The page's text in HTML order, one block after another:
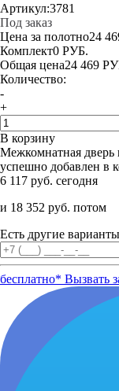
Артикул:3781
Под заказ
Цена за полотно24
Комплект0 РУБ.
Общая цена24 469
Количество:
-
+
В корзину
Межкомнатная
успешно добавлен в
6 117 руб. сегодня
и 18 352 руб. потом
Есть другие варианты
бесплатно* Вызвать